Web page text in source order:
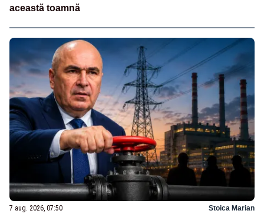
această toamnă
7 aug. 2026, 07:50 Stoica Marian